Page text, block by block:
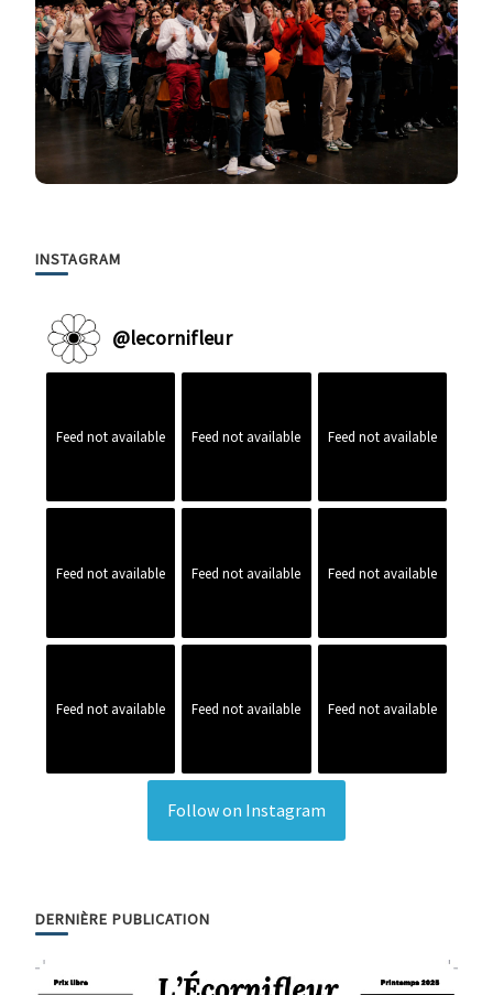
INSTAGRAM
@lecornifleur
Feed not available Feed not available Feed not available
Feed not available Feed not available Feed not available
Feed not available Feed not available Feed not available
Follow on Instagram
DERNIÈRE PUBLICATION